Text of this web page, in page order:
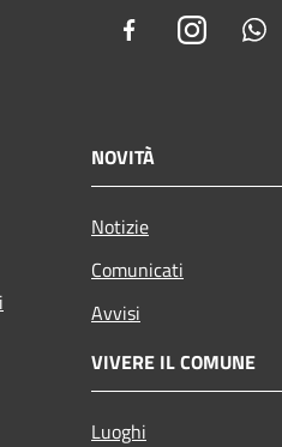
FacebookInstagram
NOVITÀ
Notizie
Comunicati
Avvisi
VIVERE IL COMUNE
Luoghi